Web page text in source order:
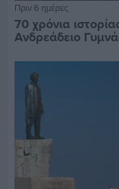
Πριν 6 ημέρες
70 χρόνια
Ανδρεάδειο